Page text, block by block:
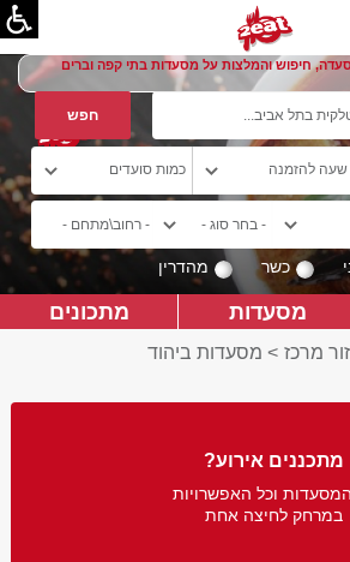
חיפוש והמלצות על מסעדות בתי קפה וברים
כשר מהדרין
מסעדות מתכונים
מרכז > מסעדות ביהוד
מתכננים אירוע?
וכל האפשרויות
במרחק לחיצה אחת